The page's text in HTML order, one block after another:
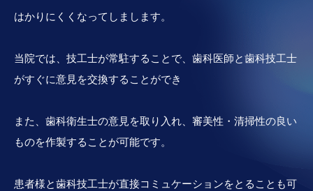
はかりにくくなってしまします。
当院では、技工士が常駐することで、歯科医師と歯科技工士
がすぐに意見を交換することができ
また、歯科衛生士の意見を取り入れ、審美性・清掃性の良い
ものを作製することが可能です。
患者様と歯科技工士が直接コミュケーションをとることも可